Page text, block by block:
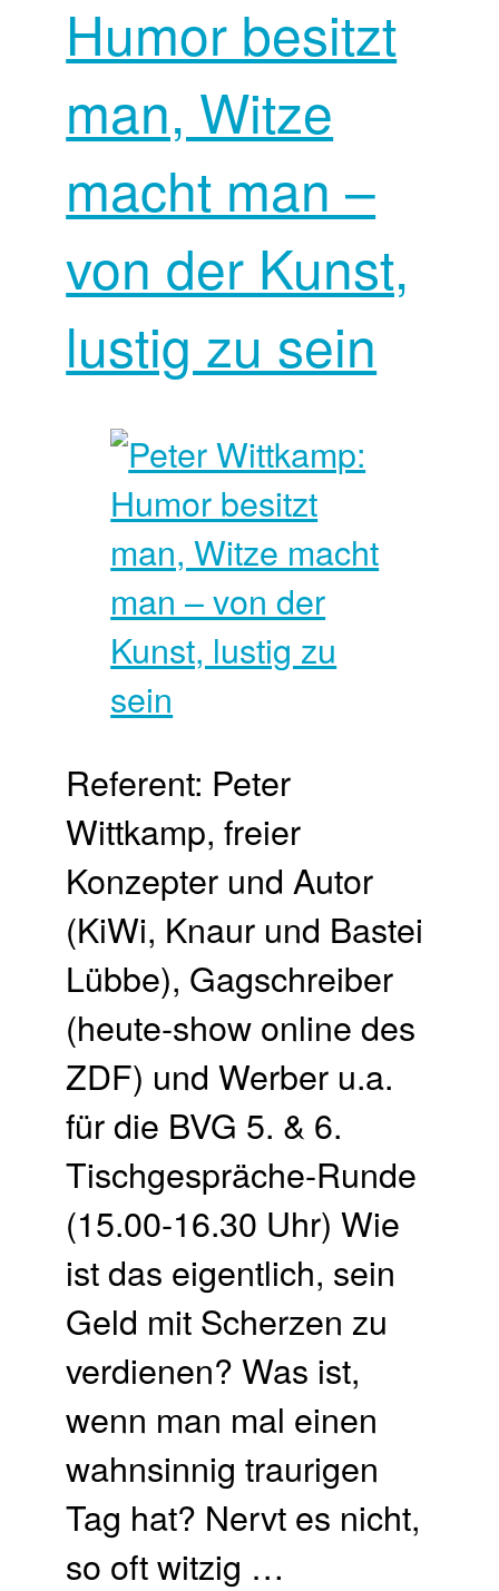
Humor besitzt
man, Witze
macht man –
von der Kunst,
lustig zu sein
Referent: Peter
Wittkamp, freier
Konzepter und Autor
(KiWi, Knaur und Bastei
Lübbe), Gagschreiber
(heute-show online des
ZDF) und Werber u.a.
für die BVG 5. & 6.
Tischgespräche-Runde
(15.00-16.30 Uhr) Wie
ist das eigentlich, sein
Geld mit Scherzen zu
verdienen? Was ist,
wenn man mal einen
wahnsinnig traurigen
Tag hat? Nervt es nicht,
so oft witzig …